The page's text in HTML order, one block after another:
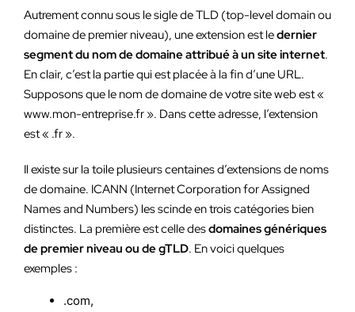
Autrement connu sous le sigle de TLD (top-level domain ou
domaine de premier niveau), une extension est ledernier
segment du nom de domaine attribué à un site internet.
En clair, c’est la partie qui est placée à la fin d’une URL.
Supposons que le nom de domaine de votre site web est «
www.mon-entreprise.fr ». Dans cette adresse, l’extension
est « .fr ».
Il existe sur la toile plusieurs centaines d’extensions de noms
de domaine. ICANN (Internet Corporation for Assigned
Names and Numbers) les scinde en trois catégories bien
distinctes. La première est celle desdomaines génériques
de premier niveau ou de gTLD. En voici quelques
exemples :
.com,